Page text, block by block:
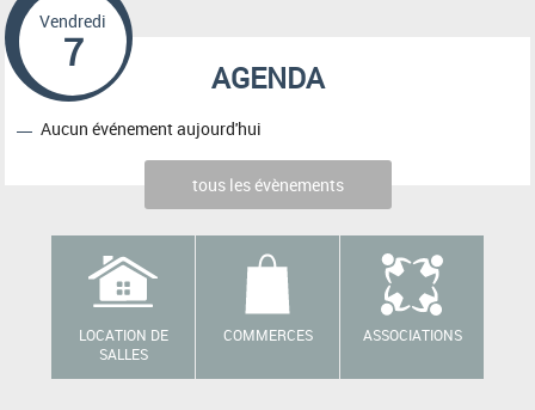
AGENDA
Vendredi
7
Aucun événement aujourd'hui
tous les évènements
LOCATION DE
SALLES
COMMERCES ASSOCIATIONS